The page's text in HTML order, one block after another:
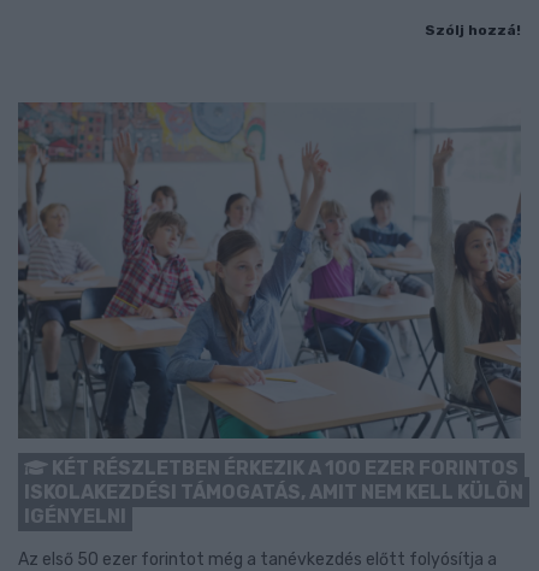
Szólj hozzá!
KÉT RÉSZLETBEN ÉRKEZIK A 100 EZER FORINTOS
ISKOLAKEZDÉSI TÁMOGATÁS, AMIT NEM KELL KÜLÖN
IGÉNYELNI
Az első 50 ezer forintot még a tanévkezdés előtt folyósítja a